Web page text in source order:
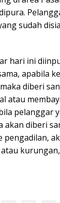
sudah
hari ini
apabila
diberi
atau
pelanggar
akan diberi